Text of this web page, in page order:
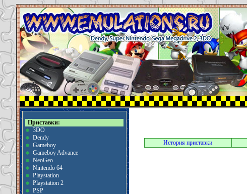
Приставки:
3DO
Dendy
Gameboy
Gameboy Advance
NeoGeo
Nintendo 64
Playstation
Playstation 2
PSP
История приставки